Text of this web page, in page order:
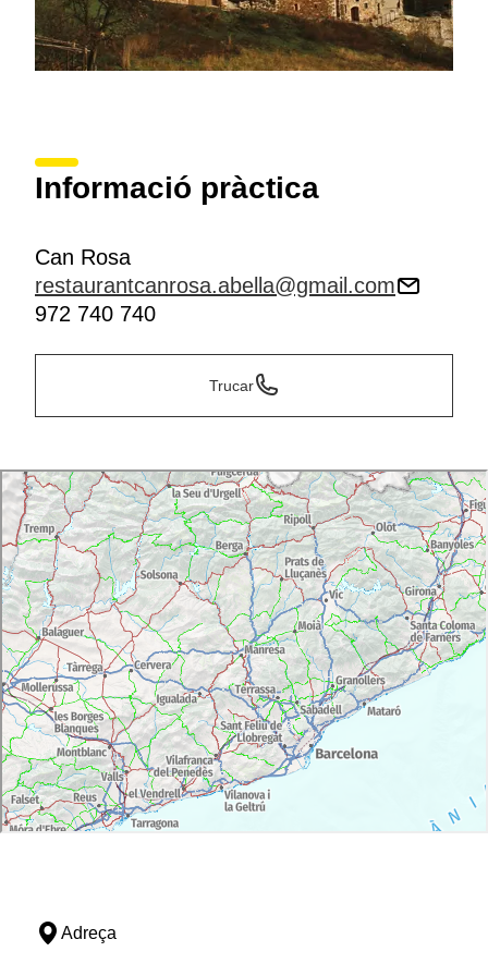
Informació pràctica
Can Rosa
restaurantcanrosa.abella@gmail.com
972 740 740
Trucar
Adreça